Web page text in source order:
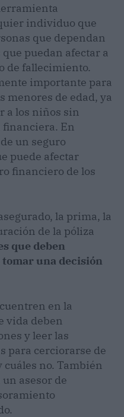
individuo que
que dependan
puedan afectar a
de fallecimiento.
importante para
menores de edad, ya
a los niños sin
En
un seguro
puede afectar
financiero de los
la prima, la
de la póliza
que deben
una decisión
en la
vida deben
y leer las
para cerciorarse de
cuáles no. También
asesor de